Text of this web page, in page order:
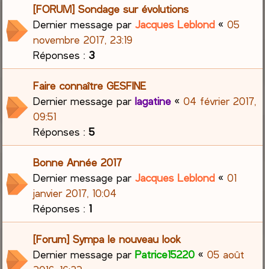
[FORUM] Sondage sur évolutions
Dernier message parJacques Leblond «05
novembre 2017, 23:19
Réponses :3
Faire connaître GESFINE
Dernier message parlagatine «04 février 2017,
09:51
Réponses :5
Bonne Année 2017
Dernier message parJacques Leblond «01
janvier 2017, 10:04
Réponses :1
[Forum] Sympa le nouveau look
Dernier message parPatrice15220 «05 août